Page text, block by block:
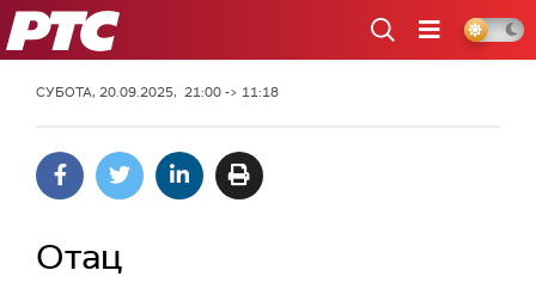
РТС
СУБОТА, 20.09.2025, 21:00 -> 11:18
Отац